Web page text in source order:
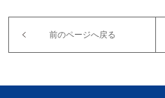
前のページへ戻る